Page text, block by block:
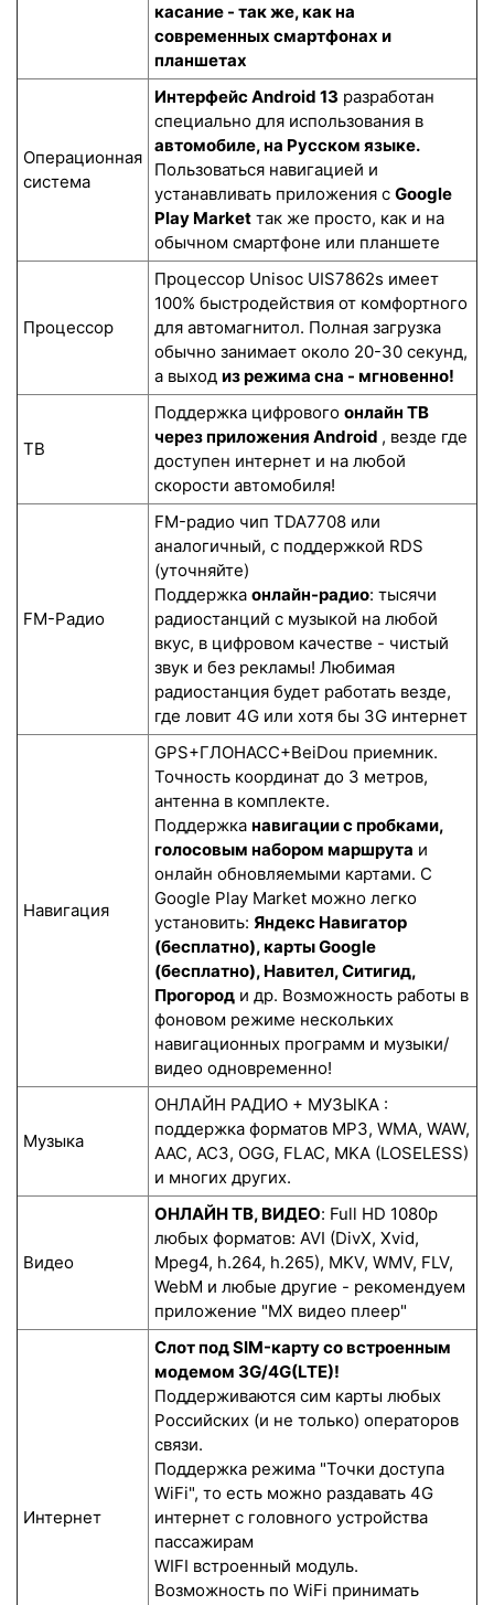
касание - так же, как на
современных смартфонах и
планшетах
Операционная
система
Интерфейс Android 13 разработан
специально для использования в
автомобиле, на Русском языке.
Пользоваться навигацией и
устанавливать приложения с Google
Play Market так же просто, как и на
обычном смартфоне или планшете
Процессор
Процессор Unisoc UIS7862s имеет
100% быстродействия от комфортного
для автомагнитол. Полная загрузка
обычно занимает около 20-30 секунд,
а выход из режима сна - мгновенно!
ТВ
Поддержка цифрового онлайн ТВ
через приложения Android , везде где
доступен интернет и на любой
скорости автомобиля!
FM-Радио
FM-радио чип TDA7708 или
аналогичный, с поддержкой RDS
(уточняйте)
Поддержка онлайн-радио: тысячи
радиостанций с музыкой на любой
вкус, в цифровом качестве - чистый
звук и без рекламы! Любимая
радиостанция будет работать везде,
где ловит 4G или хотя бы 3G интернет
Навигация
GPS+ГЛОНАСС+BeiDou приемник.
Точность координат до 3 метров,
антенна в комплекте.
Поддержка навигации с пробками,
голосовым набором маршрута и
онлайн обновляемыми картами. С
Google Play Market можно легко
установить: Яндекс Навигатор
(бесплатно), карты Google
(бесплатно), Навител, Ситигид,
Прогород и др. Возможность работы в
фоновом режиме нескольких
навигационных программ и музыки/
видео одновременно!
Музыка
ОНЛАЙН РАДИО + МУЗЫКА :
поддержка форматов MP3, WMA, WAW,
AAC, AC3, OGG, FLAC, MKA (LOSELESS)
и многих других.
Видео
ОНЛАЙН ТВ, ВИДЕО: Full HD 1080p
любых форматов: AVI (DivX, Xvid,
Mpeg4, h.264, h.265), MKV, WMV, FLV,
WebM и любые другие - рекомендуем
приложение "MX видео плеер"
Интернет
Слот под SIM-карту со встроенным
модемом 3G/4G(LTE)!
Поддерживаются сим карты любых
Российских (и не только) операторов
связи.
Поддержка режима "Точки доступа
WiFi", то есть можно раздавать 4G
интернет с головного устройства
пассажирам
WIFI встроенный модуль.
Возможность по WiFi принимать